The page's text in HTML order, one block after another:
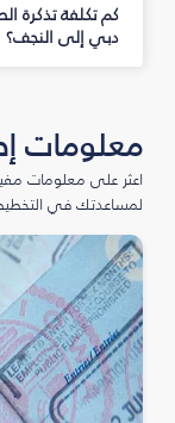
كم تكلفة تذكرة
دبي إلى النجف؟
معلومات
اعثر على معلومات
لمساعدتك في